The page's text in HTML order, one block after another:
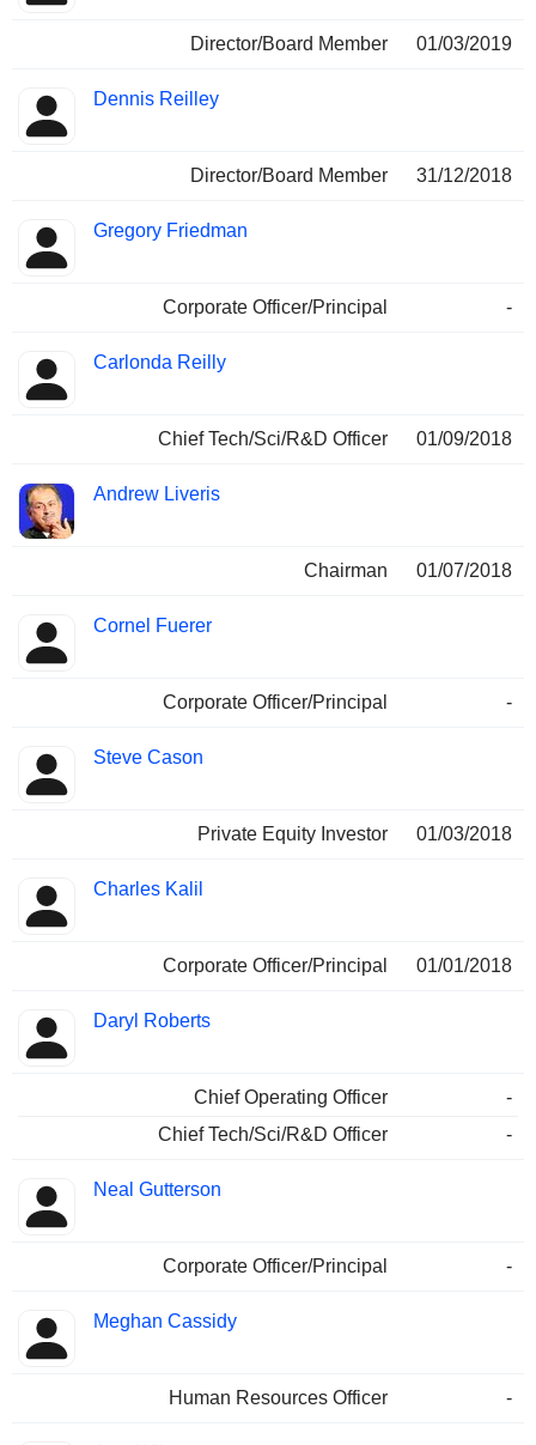
Director/Board Member 01/03/2019
Dennis Reilley
Director/Board Member 31/12/2018
Gregory Friedman
Corporate Officer/Principal -
Carlonda Reilly
Chief Tech/Sci/R&D Officer 01/09/2018
Andrew Liveris
Chairman 01/07/2018
Cornel Fuerer
Corporate Officer/Principal -
Steve Cason
Private Equity Investor 01/03/2018
Charles Kalil
Corporate Officer/Principal 01/01/2018
Daryl Roberts
Chief Operating Officer
-
Chief Tech/Sci/R&D Officer
-
Neal Gutterson
Corporate Officer/Principal -
Meghan Cassidy
Human Resources Officer -